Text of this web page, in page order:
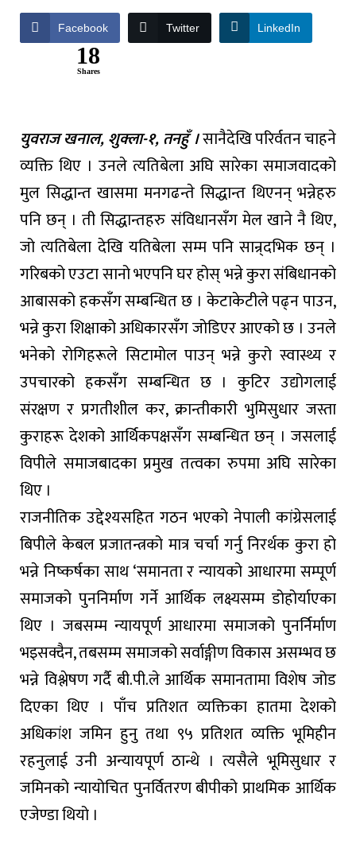
Facebook Twitter LinkedIn
18
Shares
युवराज खनाल, शुक्ला-१, तनहुँ ।सानैदेखि परिर्वतन चाहने
व्यक्ति थिए । उनले त्यतिबेला अघि सारेका समाजवादको
मुल सिद्धान्त खासमा मनगढन्ते सिद्धान्त थिएनन् भन्नेहरु
पनि छन् । ती सिद्धान्तहरु संविधानसँग मेल खाने नै थिए,
जो त्यतिबेला देखि यतिबेला सम्म पनि सान्र्दभिक छन् ।
गरिबको एउटा सानो भएपनि घर होस् भन्ने कुरा संबिधानको
आबासको हकसँग सम्बन्धित छ । केटाकेटीले पढ्न पाउन,
भन्ने कुरा शिक्षाको अधिकारसँग जोडिएर आएको छ । उनले
भनेको रोगिहरूले सिटामोल पाउन् भन्ने कुरो स्वास्थ्य र
उपचारको हकसँग सम्बन्धित छ । कुटिर उद्योगलाई
संरक्षण र प्रगतीशील कर, क्रान्तीकारी भुमिसुधार जस्ता
कुराहरू देशको आर्थिकपक्षसँग सम्बन्धित छन् । जसलाई
विपीले समाजबादका प्रमुख तत्वका रुपमा अघि सारेका
थिए ।
राजनीतिक उद्देश्यसहित गठन भएको नेपाली कांग्रेसलाई
बिपीले केबल प्रजातन्त्रको मात्र चर्चा गर्नु निरर्थक कुरा हो
भन्ने निष्कर्षका साथ ‘समानता र न्यायको आधारमा सम्पूर्ण
समाजको पुननिर्माण गर्ने आर्थिक लक्ष्यसम्म डोहोर्याएका
थिए । जबसम्म न्यायपूर्ण आधारमा समाजको पुनर्निर्माण
भइसक्दैन, तबसम्म समाजको सर्वाङ्गीण विकास असम्भव छ
भन्ने विश्लेषण गर्दै बी.पी.ले आर्थिक समानतामा विशेष जोड
दिएका थिए । पाँच प्रतिशत व्यक्तिका हातमा देशको
अधिकांश जमिन हुनु तथा ९५ प्रतिशत व्यक्ति भूमिहीन
रहनुलाई उनी अन्यायपूर्ण ठान्थे । त्यसैले भूमिसुधार र
जमिनको न्यायोचित पुनर्वितरण बीपीको प्राथमिक आर्थिक
एजेण्डा थियो ।